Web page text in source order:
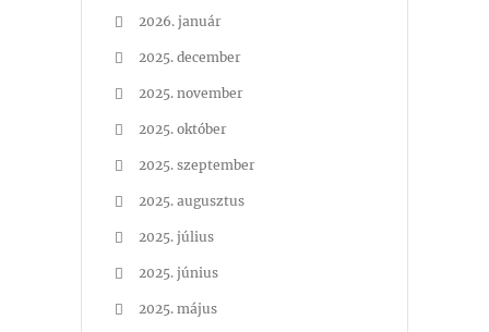
2026. január
2025. december
2025. november
2025. október
2025. szeptember
2025. augusztus
2025. július
2025. június
2025. május